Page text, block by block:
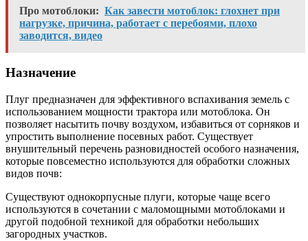
Про мотоблоки: Как завести мотоблок: глохнет при
нагрузке, причина, работает с перебоями, плохо
заводится, видео
Назначение
Плуг предназначен для эффективного вспахивания земель с
использованием мощности трактора или мотоблока. Он
позволяет насытить почву воздухом, избавиться от сорняков и
упростить выполнение посевных работ. Существует
внушительный перечень разновидностей особого назначения,
которые повсеместно используются для обработки сложных
видов почв:
Существуют однокорпусные плуги, которые чаще всего
используются в сочетании с маломощными мотоблоками и
другой подобной техникой для обработки небольших
загородных участков.